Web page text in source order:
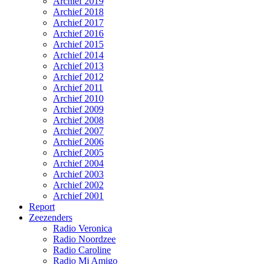
Archief 2018
Archief 2017
Archief 2016
Archief 2015
Archief 2014
Archief 2013
Archief 2012
Archief 2011
Archief 2010
Archief 2009
Archief 2008
Archief 2007
Archief 2006
Archief 2005
Archief 2004
Archief 2003
Archief 2002
Archief 2001
Report
Zeezenders
Radio Veronica
Radio Noordzee
Radio Caroline
Radio Mi Amigo